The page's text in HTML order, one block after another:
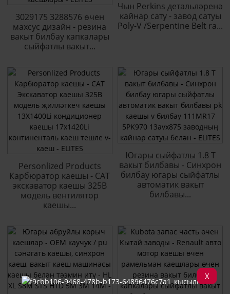
3029175 3288576 өчен
махсус дизайн - резина
вакыт билбау капкалары
сыйфатлы вакыт...
Чын Perkins детальләренә
кайнар сату - завод сатуы
Poly-V /Serpentine Belt ra...
Personlized Products
Карбюратор каешы - CAT
экскаватор каешы 325B
модель вентилятор
каешы...
Югары сыйфатлы 1.8 T
вакыт билбавы - Синхрон
билбау югары сыйфатлы
автоматик вакыт
билбавы...
X